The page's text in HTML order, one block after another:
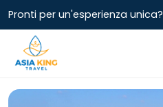
Pronti per un'esperienza unica?